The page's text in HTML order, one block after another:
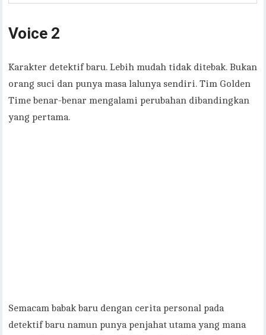
Voice 2
Karakter detektif baru. Lebih mudah tidak ditebak. Bukan
orang suci dan punya masa lalunya sendiri. Tim Golden
Time benar-benar mengalami perubahan dibandingkan
yang pertama.
Semacam babak baru dengan cerita personal pada
detektif baru namun punya penjahat utama yang mana